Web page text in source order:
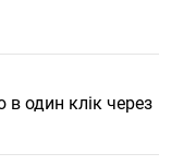
один клік через